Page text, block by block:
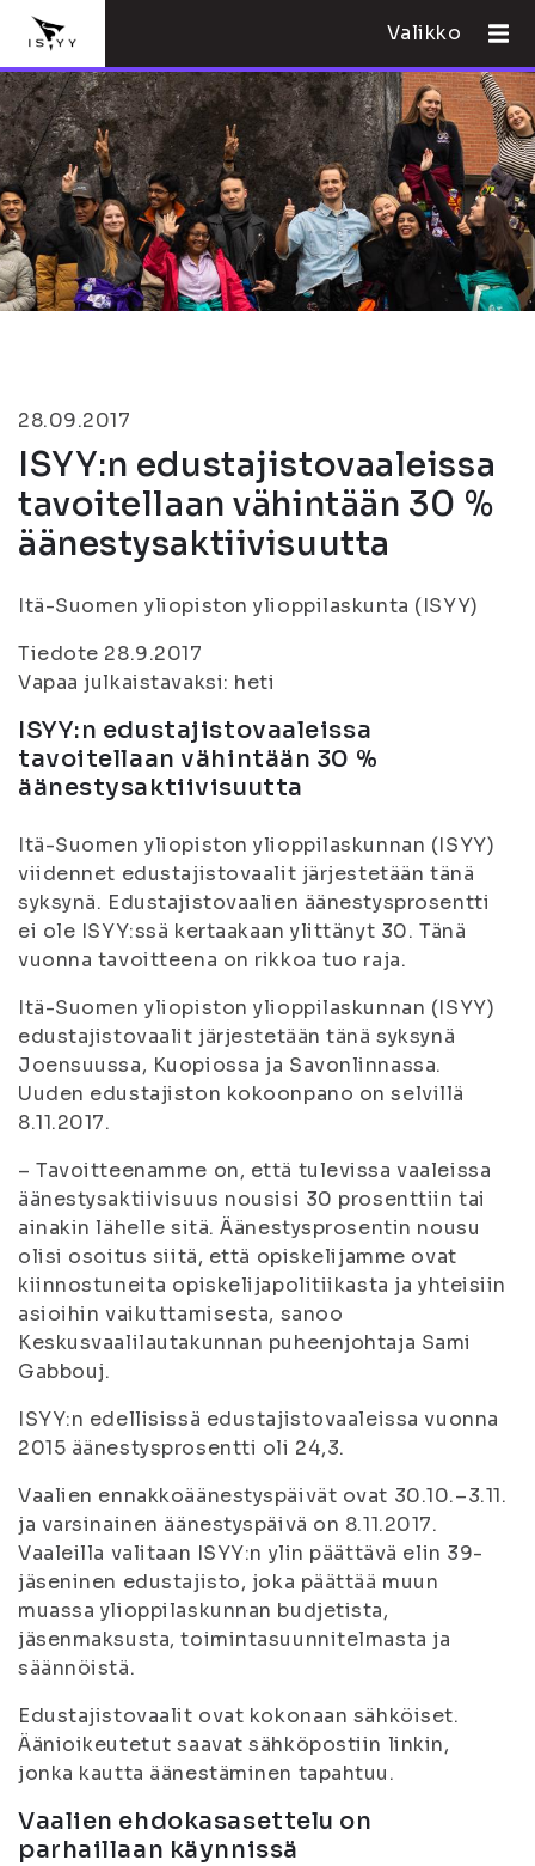
Valikko
28.09.2017
ISYY:n edustajistovaaleissa
tavoitellaan vähintään 30 %
äänestysaktiivisuutta
Itä-Suomen yliopiston ylioppilaskunta (ISYY)
Tiedote 28.9.2017
Vapaa julkaistavaksi: heti
ISYY:n edustajistovaaleissa
tavoitellaan vähintään 30 %
äänestysaktiivisuutta
Itä-Suomen yliopiston ylioppilaskunnan (ISYY)
viidennet edustajistovaalit järjestetään tänä
syksynä. Edustajistovaalien äänestysprosentti
ei ole ISYY:ssä kertaakaan ylittänyt 30. Tänä
vuonna tavoitteena on rikkoa tuo raja.
Itä-Suomen yliopiston ylioppilaskunnan (ISYY)
edustajistovaalit järjestetään tänä syksynä
Joensuussa, Kuopiossa ja Savonlinnassa.
Uuden edustajiston kokoonpano on selvillä
8.11.2017.
– Tavoitteenamme on, että tulevissa vaaleissa
äänestysaktiivisuus nousisi 30 prosenttiin tai
ainakin lähelle sitä. Äänestysprosentin nousu
olisi osoitus siitä, että opiskelijamme ovat
kiinnostuneita opiskelijapolitiikasta ja yhteisiin
asioihin vaikuttamisesta, sanoo
Keskusvaalilautakunnan puheenjohtaja Sami
Gabbouj.
ISYY:n edellisissä edustajistovaaleissa vuonna
2015 äänestysprosentti oli 24,3.
Vaalien ennakkoäänestyspäivät ovat 30.10.–3.11.
ja varsinainen äänestyspäivä on 8.11.2017.
Vaaleilla valitaan ISYY:n ylin päättävä elin 39-
jäseninen edustajisto, joka päättää muun
muassa ylioppilaskunnan budjetista,
jäsenmaksusta, toimintasuunnitelmasta ja
säännöistä.
Edustajistovaalit ovat kokonaan sähköiset.
Äänioikeutetut saavat sähköpostiin linkin,
jonka kautta äänestäminen tapahtuu.
Vaalien ehdokasasettelu on
parhaillaan käynnissä